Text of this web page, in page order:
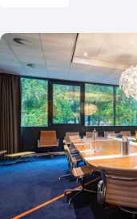
Aantal zalen
1 - 5 zalen
6 - 10 zalen
10 of meer zalen
Aantal personen
1 - 50 personen
50 - 100 personen